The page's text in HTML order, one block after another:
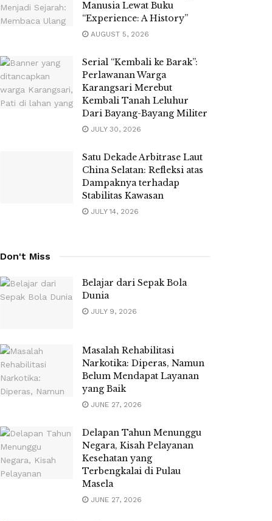
Manusia Lewat Buku
“Experience: A History”
AUGUST 5, 2026
Serial “Kembali ke Barak”:
Perlawanan Warga
Karangsari Merebut
Kembali Tanah Leluhur
Dari Bayang-Bayang Militer
JULY 30, 2026
Satu Dekade Arbitrase Laut
China Selatan: Refleksi atas
Dampaknya terhadap
Stabilitas Kawasan
JULY 14, 2026
Don't Miss
Belajar dari Sepak Bola
Dunia
JULY 9, 2026
Masalah Rehabilitasi
Narkotika: Diperas, Namun
Belum Mendapat Layanan
yang Baik
JUNE 27, 2026
Delapan Tahun Menunggu
Negara, Kisah Pelayanan
Kesehatan yang
Terbengkalai di Pulau
Masela
JUNE 27, 2026